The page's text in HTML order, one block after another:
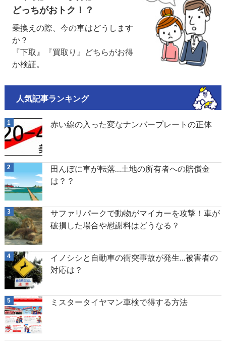
どっちがおトク！？
乗換えの際、今の車はどうします
か？
『下取』『買取り』どちらがお得
か検証。
人気記事ランキング
赤い線の入った変なナンバープレートの正体
田んぼに車が転落…土地の所有者への賠償金
は？？
サファリパークで動物がマイカーを攻撃！車が
破損した場合や慰謝料はどうなる？
イノシシと自動車の衝突事故が発生…被害者の
対応は？
ミスタータイヤマン車検で得する方法